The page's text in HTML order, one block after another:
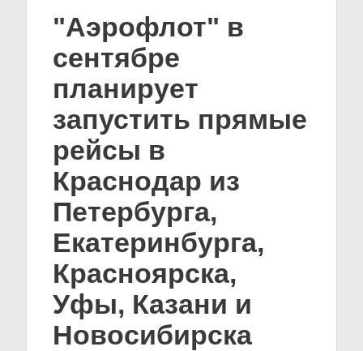
"Аэрофлот" в
сентябре
планирует
запустить прямые
рейсы в
Краснодар из
Петербурга,
Екатеринбурга,
Красноярска,
Уфы, Казани и
Новосибирска